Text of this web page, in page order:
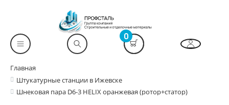
0
Главная
Штукатурные станции в Ижевске
Шнековая пара D6-3 HELIX оранжевая (ротор+статор)